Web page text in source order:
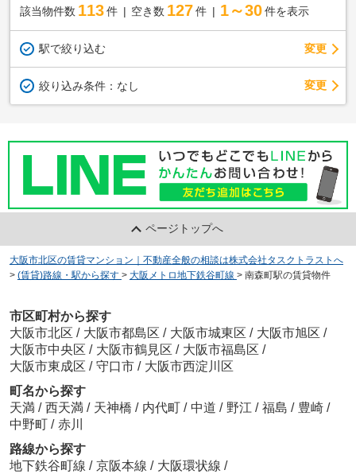
該当物件数 113件 空き数 127 件 1～30 件を表示
駅で絞り込む 変更
絞り込み条件： なし 変更
ページトップへ
大阪市北区の賃貸マンション｜不動産全般の相談は株式会社タスクトラストへ
> (賃貸)路線・駅から探す > 大阪メトロ地下鉄谷町線 > 南森町駅の賃貸物件
市区町村から探す
大阪市北区 / 大阪市都島区 / 大阪市城東区 / 大阪市旭区 /
大阪市中央区 / 大阪市鶴見区 / 大阪市福島区 /
大阪市東成区 / 守口市 / 大阪市西淀川区
町名から探す
天満 / 西天満 / 天神橋 / 内代町 / 中道 / 野江 / 福島 / 豊崎 /
中野町 / 赤川
路線から探す
地下鉄谷町線 / 京阪本線 / 大阪環状線 /